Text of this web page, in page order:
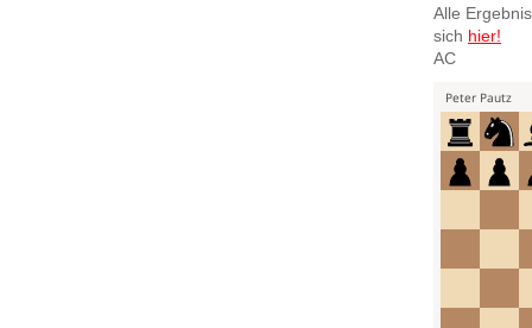
Alle
sich hier!
AC